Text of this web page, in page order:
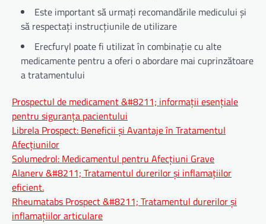
Este important să urmați recomandările medicului și
să respectați instrucțiunile de utilizare
Erecfuryl poate fi utilizat în combinație cu alte
medicamente pentru a oferi o abordare mai cuprinzătoare
a tratamentului
Prospectul de medicament &#8211; informații esențiale
pentru siguranța pacientului
Librela Prospect: Beneficii și Avantaje în Tratamentul
Afecțiunilor
Solumedrol: Medicamentul pentru Afecțiuni Grave
Alanerv &#8211; Tratamentul durerilor și inflamațiilor
eficient.
Rheumatabs Prospect &#8211; Tratamentul durerilor și
inflamațiilor articulare